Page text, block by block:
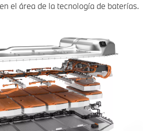
el área de la tecnología de baterías.